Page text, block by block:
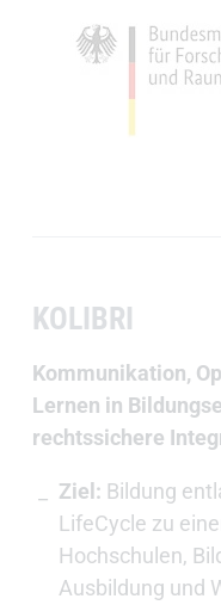
KOLIBRI
Kommunikation,
Lernen in
rechtssichere
Ziel: Bildung
LifeCycle zu
Hochschulen,
Ausbildung und